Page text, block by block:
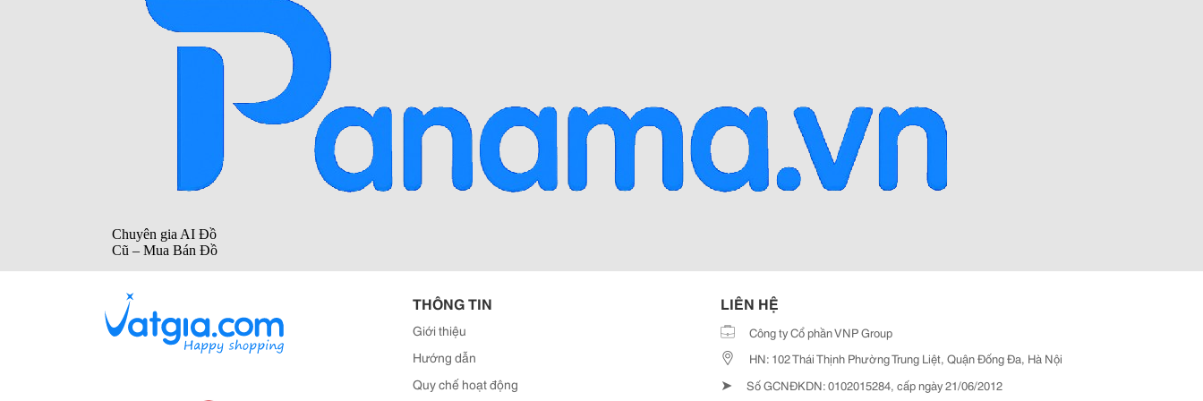
THÔNG TIN
Giới thiệu
Hướng dẫn
Quy chế hoạt động
LIÊN HỆ
Công ty Cổ phần VNP Group
HN: 102 Thái Thịnh Phường Trung Liệt, Quận Đống Đa, Hà Nội
➤ Số GCNĐKDN: 0102015284, cấp ngày 21/06/2012